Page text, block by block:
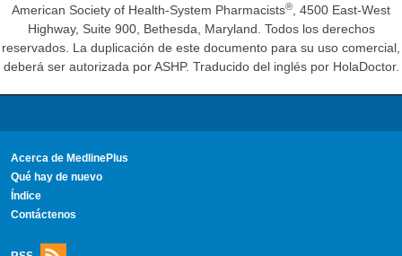
American Society of Health-System Pharmacists®, 4500 East-West
Highway, Suite 900, Bethesda, Maryland. Todos los derechos
reservados. La duplicación de este documento para su uso comercial,
deberá ser autorizada por ASHP. Traducido del inglés por HolaDoctor.
Acerca de MedlinePlus
Qué hay de nuevo
Índice
Contáctenos